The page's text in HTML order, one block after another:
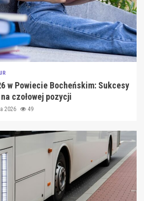
w Powiecie Bocheńskim: Sukcesy
czołowej pozycji
2026 49